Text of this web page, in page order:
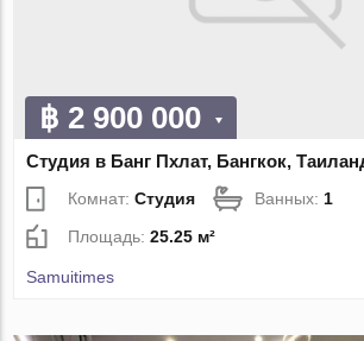
฿ 2 900 000
Студия в Банг Пхлат, Бангкок,
Комнат:Студия Ванных: 1
Площадь:25.25 м²
Samuitimes